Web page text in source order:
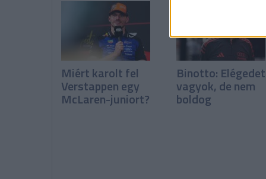
Miért karolt fel
Verstappen egy
McLaren-juniort?
Binotto:
vagyok, de nem
boldog